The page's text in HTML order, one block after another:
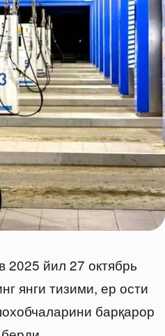
2025 йил 27 октябрь
янги тизими, ер ости
барқарор